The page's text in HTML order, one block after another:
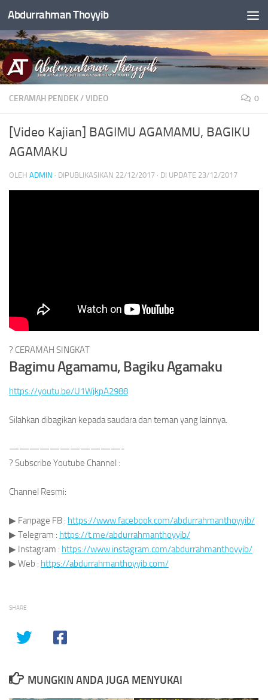
Skip to content
Abdurrahman Thoyyib
CERAMAH PENDEK/VIDEO 0
[Video Kajian] BAGIMU AGAMAMU, BAGIKU
AGAMAKU
OLEH ADMIN · DIPUBLIKASIKAN 22/12/2017 · DI UPDATE 23/12/2017
? CERAMAH SINGKAT
Bagimu Agamamu, Bagiku Agamaku
https://youtu.be/U1WjkpA2988
Silahkan dibagikan kepada saudara dan teman yang lainnya.
———————————-
? Subscribe Youtube Channel :
Channel Resmi:
▶ Fanpage FB : https://www.facebook.com/abdurrahmanthoyyib/
▶ Telegram : https://t.me/abdurrahmanthoyyib/
▶ Instagram : https://www.instagram.com/abdurrahmanthoyyib/
▶ Web : https://abdurrahmanthoyyib.com/
SHARE
MUNGKIN ANDA JUGA MENYUKAI